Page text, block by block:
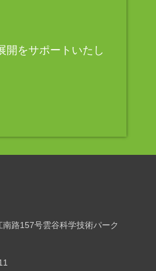
開をサポートいたし
路157号雲谷科学技術パーク